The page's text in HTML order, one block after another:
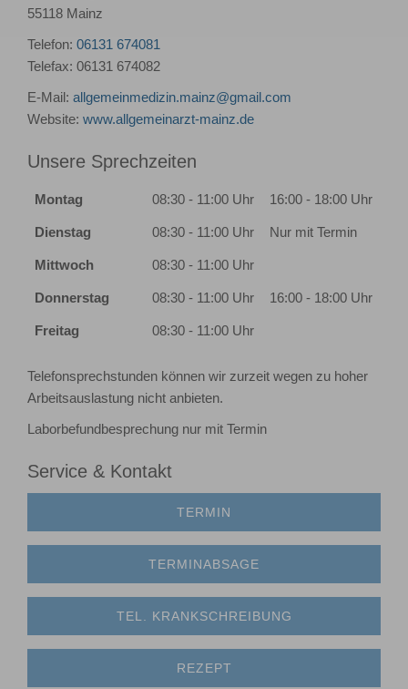
55118 Mainz
Telefon: 06131 674081
Telefax: 06131 674082
E-Mail: allgemeinmedizin.mainz@gmail.com
Website: www.allgemeinarzt-mainz.de
Unsere Sprechzeiten
Montag 08:30 - 11:00 Uhr 16:00 - 18:00 Uhr
Dienstag 08:30 - 11:00 Uhr Nur mit Termin
Mittwoch 08:30 - 11:00 Uhr
Donnerstag 08:30 - 11:00 Uhr 16:00 - 18:00 Uhr
Freitag 08:30 - 11:00 Uhr
Telefonsprechstunden können wir zurzeit wegen zu hoher
Arbeitsauslastung nicht anbieten.
Laborbefundbesprechung nur mit Termin
Service & Kontakt
TERMIN
TERMINABSAGE
TEL. KRANKSCHREIBUNG
REZEPT